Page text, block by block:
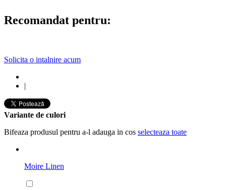
Recomandat pentru:
Solicita o intalnire acum
|
Variante de culori
Bifeaza produsul pentru a-l adauga in cos selecteaza toate
Moire Linen